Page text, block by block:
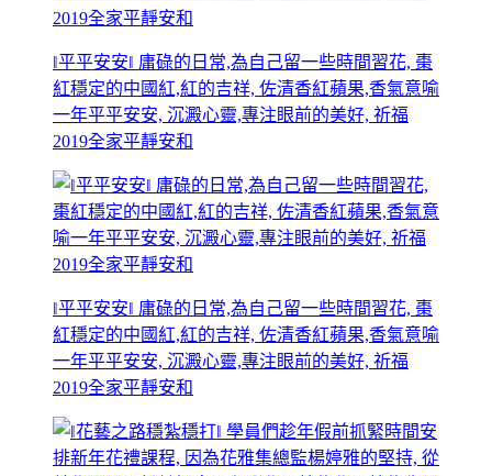
‖平平安安‖ 庸碌的日常,為自己留一些時間習花, 棗
紅穩定的中國紅,紅的吉祥, 佐清香紅蘋果,香氣意喻
一年平平安安, 沉澱心靈,專注眼前的美好, 祈福
2019全家平靜安和
‖平平安安‖ 庸碌的日常,為自己留一些時間習花, 棗
紅穩定的中國紅,紅的吉祥, 佐清香紅蘋果,香氣意喻
一年平平安安, 沉澱心靈,專注眼前的美好, 祈福
2019全家平靜安和